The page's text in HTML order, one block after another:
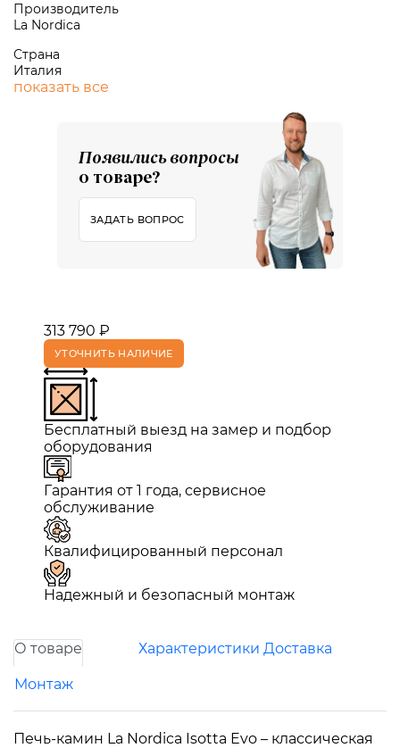
Производитель
La Nordica
Страна
Италия
показать все
Появились вопросы
о товаре?
ЗАДАТЬ ВОПРОС
313 790 ₽
УТОЧНИТЬ НАЛИЧИЕ
Бесплатный выезд на замер и подбор
оборудования
Гарантия от 1 года, сервисное
обслуживание
Квалифицированный персонал
Надежный и безопасный монтаж
О товаре Характеристики Доставка
Монтаж
Печь-камин La Nordica Isotta Evo – классическая